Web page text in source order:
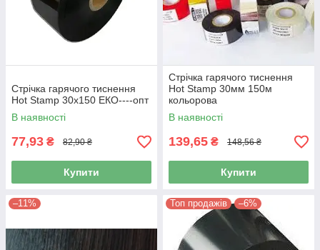
Стрічка гарячого тиснення
Hot Stamp 30х150 ЕКО----опт
В наявності
77,93 ₴ 82,90 ₴
Купити
Стрічка гарячого тиснення
Hot Stamp 30мм 150м
кольорова
В наявності
139,65 ₴ 148,56 ₴
Купити
–11% Топ продажів –6%